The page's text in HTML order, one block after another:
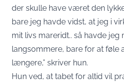
der skulle have været den
bare jeg havde vidst, at jeg i
mit livs mareridt.. så havde jeg
langsommere, bare for at føle
længere,” skriver hun.
Hun ved, at tabet for altid vil